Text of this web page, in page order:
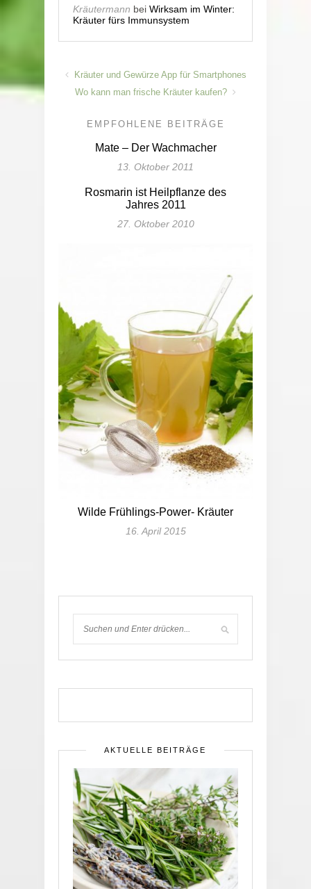
Kräutermann bei Wirksam im Winter:
Kräuter fürs Immunsystem
Kräuter und Gewürze App für Smartphones
Wo kann man frische Kräuter kaufen?
EMPFOHLENE BEITRÄGE
Mate – Der Wachmacher
13. Oktober 2011
Rosmarin ist Heilpflanze des
Jahres 2011
27. Oktober 2010
Wilde Frühlings-Power- Kräuter
16. April 2015
AKTUELLE BEITRÄGE